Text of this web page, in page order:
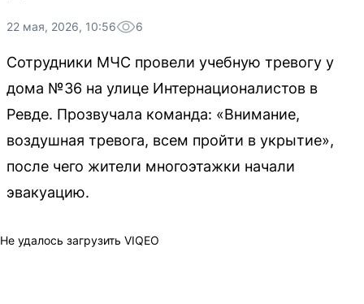
22 мая, 2026, 10:56 6
Сотрудники МЧС провели учебную тревогу у
дома №36 на улице Интернационалистов в
Ревде. Прозвучала команда: «Внимание,
воздушная тревога, всем пройти в укрытие»,
после чего жители многоэтажки начали
эвакуацию.
Не удалось загрузить VIQEO